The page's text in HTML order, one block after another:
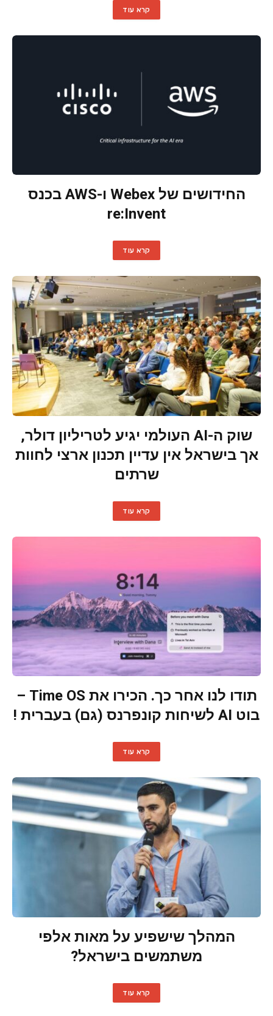
קרא עוד
החידושים של Webex ו-AWS בכנס
re:Invent
קרא עוד
שוק ה-AI העולמי יגיע לטריליון דולר,
אך בישראל אין עדיין תכנון ארצי לחוות
שרתים
קרא עוד
תודו לנו אחר כך. הכירו את Time OS –
בוט AI לשיחות קונפרנס (גם) בעברית !
קרא עוד
המהלך שישפיע על מאות אלפי
משתמשים בישראל?
קרא עוד